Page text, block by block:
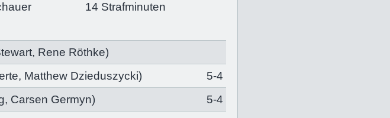
14 Strafminuten
, Rene Röthke)
, Matthew Dzieduszycki)
5-4
, Carsen Germyn)
5-4